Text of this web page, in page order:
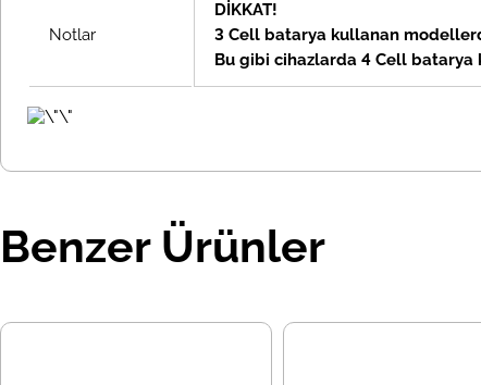
Notlar
DİKKAT!
3 Cell batarya kullanan
Bu gibi cihazlarda 4 Cell
Benzer Ürünler